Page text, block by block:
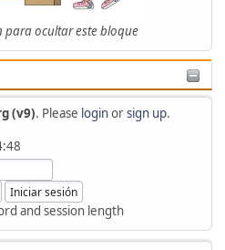
para ocultar este bloque
(v9). Please loginorsign up.
and session length